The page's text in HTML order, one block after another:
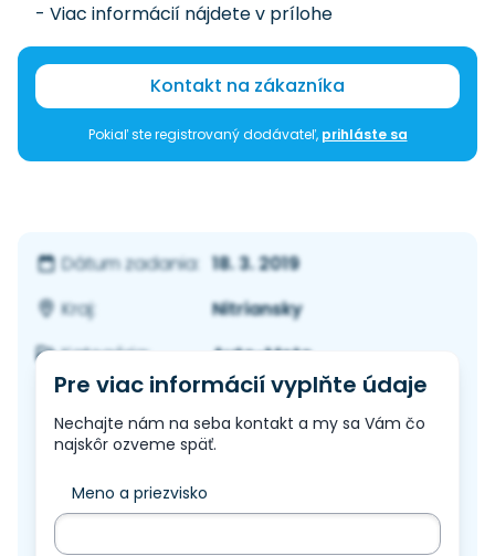
- Viac informácií nájdete v prílohe
Kontakt na zákazníka
Pokiaľ ste registrovaný dodávateľ, prihláste sa
Dátum zadania: 18. 3. 2019
Kraj:
Nitriansky
Kategória:
Auto-Moto
Pre viac informácií vyplňte údaje
Nechajte nám na seba kontakt a my sa Vám čo
najskôr ozveme späť.
Meno a priezvisko